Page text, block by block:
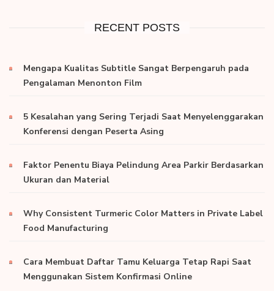
RECENT POSTS
Mengapa Kualitas Subtitle Sangat Berpengaruh pada
Pengalaman Menonton Film
5 Kesalahan yang Sering Terjadi Saat Menyelenggarakan
Konferensi dengan Peserta Asing
Faktor Penentu Biaya Pelindung Area Parkir Berdasarkan
Ukuran dan Material
Why Consistent Turmeric Color Matters in Private Label
Food Manufacturing
Cara Membuat Daftar Tamu Keluarga Tetap Rapi Saat
Menggunakan Sistem Konfirmasi Online